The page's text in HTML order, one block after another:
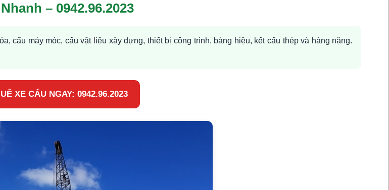
– 0942.96.2023
cẩu máy móc, cẩu vật liệu xây dựng, thiết bị công trình, bảng hiệu, kết cấu thép và hàng nặng.
XE CẨU NGAY: 0942.96.2023